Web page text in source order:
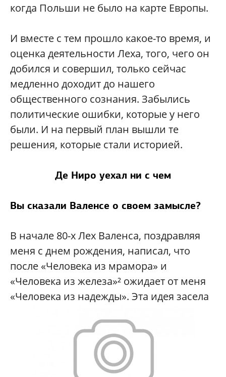
когда Польши не было на карте Европы.
И вместе с тем прошло какое-то время, и
оценка деятельности Леха, того, чего он
добился и совершил, только сейчас
медленно доходит до нашего
общественного сознания. Забылись
политические ошибки, которые у него
были. И на первый план вышли те
решения, которые стали историей.
Де Ниро уехал ни с чем
Вы сказали Валенсе о своем замысле?
В начале 80-х Лех Валенса, поздравляя
меня с днем рождения, написал, что
после «Человека из мрамора» и
«Человека из железа»² ожидает от меня
«Человека из надежды». Эта идея засела